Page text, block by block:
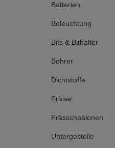
Batterien
Beleuchtung
Bits & Bithalter
Bohrer
Dichtstoffe
Fräser
Frässchablonen
Untergestelle